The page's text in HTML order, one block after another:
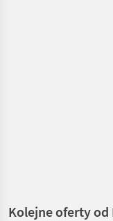
Kolejne oferty od